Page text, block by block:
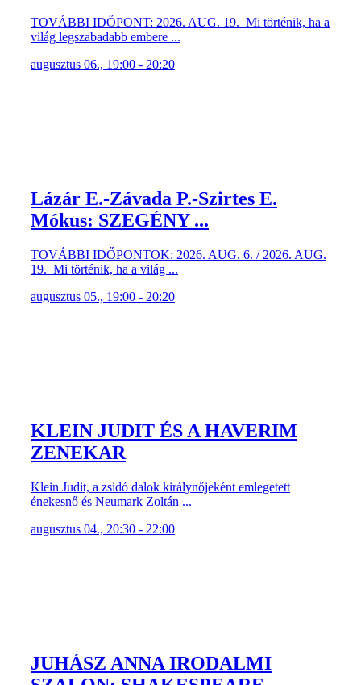
TOVÁBBI IDŐPONT: 2026. AUG. 19. Mi történik, ha a
világ legszabadabb embere ...
augusztus 06., 19:00 - 20:20
Lázár E.-Závada P.-Szirtes E.
Mókus: SZEGÉNY ...
TOVÁBBI IDŐPONTOK: 2026. AUG. 6. / 2026. AUG.
19. Mi történik, ha a világ ...
augusztus 05., 19:00 - 20:20
KLEIN JUDIT ÉS A HAVERIM
ZENEKAR
Klein Judit, a zsidó dalok királynőjeként emlegetett
énekesnő és Neumark Zoltán ...
augusztus 04., 20:30 - 22:00
JUHÁSZ ANNA IRODALMI